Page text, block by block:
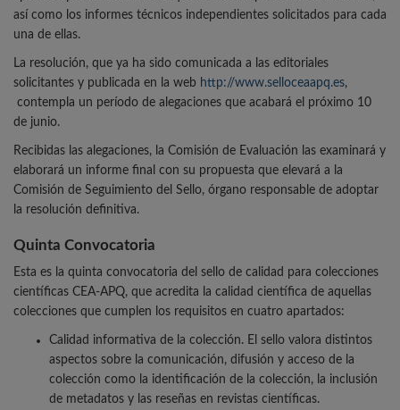
así como los informes técnicos independientes solicitados para cada
una de ellas.
La resolución, que ya ha sido comunicada a las editoriales
solicitantes y publicada en la web http://www.selloceaapq.es,
contempla un período de alegaciones que acabará el próximo 10
de junio.
Recibidas las alegaciones, la Comisión de Evaluación las examinará y
elaborará un informe final con su propuesta que elevará a la
Comisión de Seguimiento del Sello, órgano responsable de adoptar
la resolución definitiva.
Quinta Convocatoria
Esta es la quinta convocatoria del sello de calidad para colecciones
científicas CEA-APQ, que acredita la calidad científica de aquellas
colecciones que cumplen los requisitos en cuatro apartados:
Calidad informativa de la colección. El sello valora distintos
aspectos sobre la comunicación, difusión y acceso de la
colección como la identificación de la colección, la inclusión
de metadatos y las reseñas en revistas científicas.